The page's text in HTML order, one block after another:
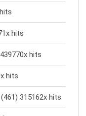
hits
hits
hits
315162x hits